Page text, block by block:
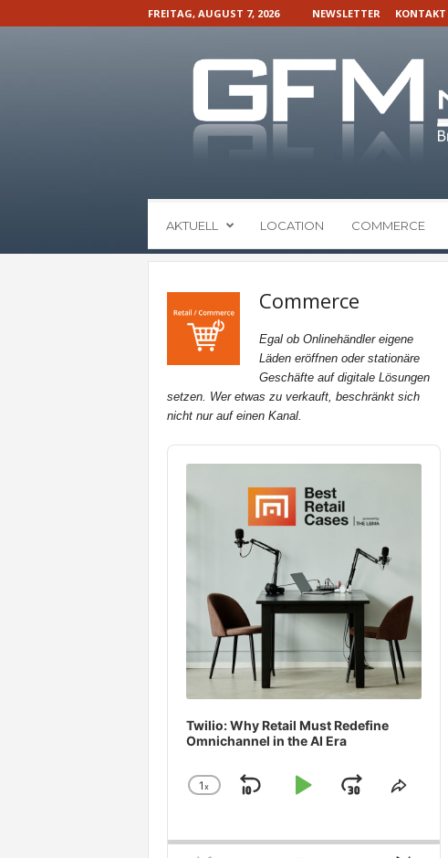
FREITAG, AUGUST 7, 2026 NEWSLETTER
M
N
AKTUELL LOCATION COMMERCE
Commerce
Egal ob Onlinehändler eigene
Läden eröffnen oder stationäre
Geschäfte auf digitale Lösungen
setzen. Wer etwas zu verkauft, beschränkt sich
nicht nur auf einen Kanal.
Audio
Player
Twilio: Why Retail Must Redefine
Omnichannel in the AI Era
Change
1x
SkipPlayJumpShare